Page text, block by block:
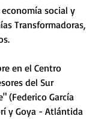
social y
Transformadoras,
en el Centro
del Sur
(Federico García
y Goya - Atlántida